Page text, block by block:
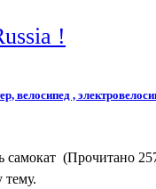
!
велосипед ,
самокат (Прочитано
тему.